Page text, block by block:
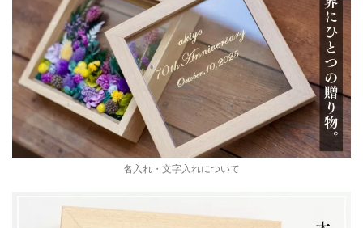
名入れ・文字入れについて